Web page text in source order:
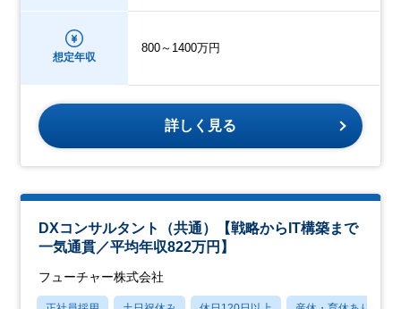
想定年収
800～1400万円
詳しく見る
DXコンサルタント（共通）【戦略からIT構築まで
一気通貫／平均年収822万円】
フューチャー株式会社